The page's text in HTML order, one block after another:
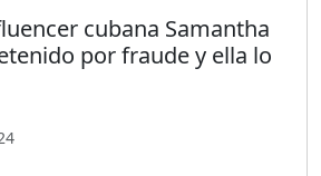
cubana Samantha
por fraude y ella lo